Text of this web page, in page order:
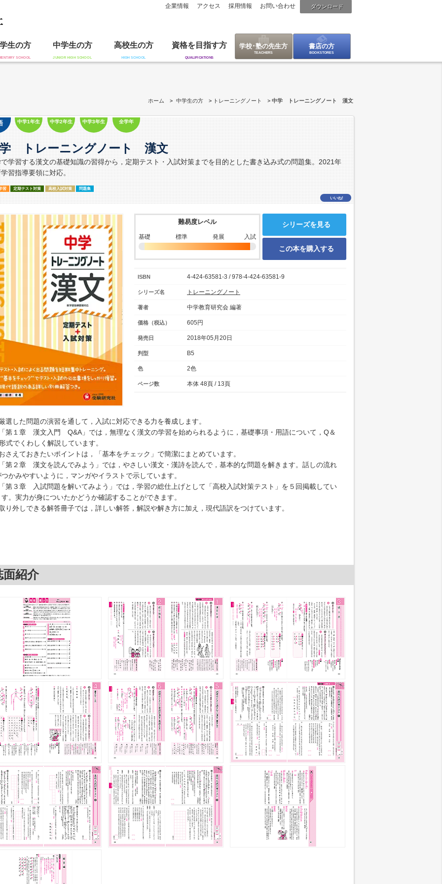
ダウンロード
企業情報 アクセス 採用情報 お問い合わせ
生の方 中学生の方 高校生の方 資格を目指す方 学校･塾の先生方 書店の方
ホーム 中学生の方 トレーニングノート 中学 トレーニングノート 漢文
中学1年生 中学2年生 中学3年生 全学年
トレーニングノート 漢文
学習する漢文の基礎知識の習得から，定期テスト・入試対策までを目的とした書き込み式の問題集。2021年
習指導要領に対応。
習 定期テスト対策 高校入試対策 問題集
いいね!
難易度レベル
基礎 標準 発展 入試
シリーズを見る
この本を購入する
ISBN 4-424-63581-3 / 978-4-424-63581-9
シリーズ名 トレーニングノート
著者 中学教育研究会 編著
価格（税込） 605円
発売日 2018年05月20日
判型 B5
色 2色
ページ数 本体 48頁 / 13頁
選した問題の演習を通して，入試に対応できる力を養成します。
第１章 漢文入門 Q&A」では，無理なく漢文の学習を始められるように，基礎事項・用語について，Q＆
式でくわしく解説しています。
さえておきたいポイントは，「基本をチェック」で簡潔にまとめています。
第２章 漢文を読んでみよう」では，やさしい漢文・漢詩を読んで，基本的な問題を解きます。話しの流れ
つかみやすいように，マンガやイラストで示しています。
第３章 入試問題を解いてみよう」では，学習の総仕上げとして「高校入試対策テスト」を５回掲載してい
す。実力が身についたかどうか確認することができます。
り外しできる解答冊子では，詳しい解答，解説や解き方に加え，現代語訳をつけています。
面紹介